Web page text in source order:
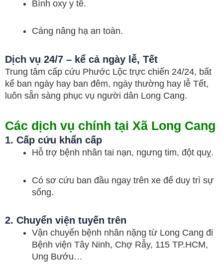
Bình oxy y tế.
Cáng nâng hạ an toàn.
Dịch vụ 24/7 – kể cả ngày lễ, Tết
Trung tâm cấp cứu Phước Lộc trực chiến 24/24, bất
kể ban ngày hay ban đêm, ngày thường hay lễ Tết,
luôn sẵn sàng phục vụ người dân Long Cang.
Các dịch vụ chính tại Xã Long Cang
1. Cấp cứu khẩn cấp
Hỗ trợ bệnh nhân tai nạn, ngưng tim, đột quỵ.
Có sơ cứu ban đầu ngay trên xe để duy trì sự
sống.
2. Chuyển viện tuyến trên
Vận chuyển bệnh nhân nặng từ Long Cang đi
Bệnh viện Tây Ninh, Chợ Rẫy, 115 TP.HCM,
Ung Bướu…